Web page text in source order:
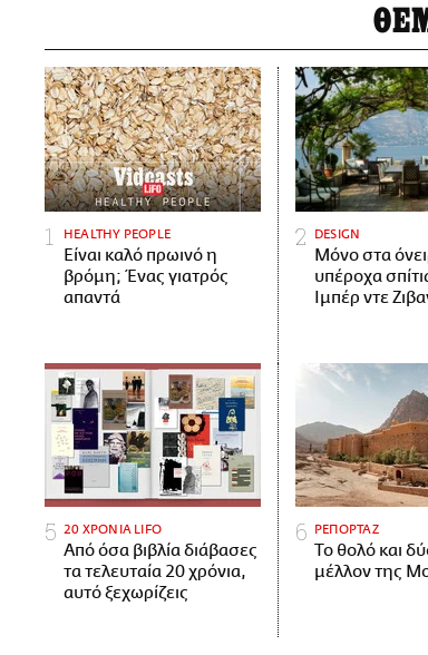
HEALTHY PEOPLE
Είναι καλό πρωινό η
βρόμη; Ένας γιατρός
απαντά
DESIGN
Μόνο στα
υπέροχα
Ιμπέρ ντε
20 ΧΡΟΝΙΑ LIFO
Από όσα βιβλία διάβασες
τα τελευταία 20 χρόνια,
αυτό ξεχωρίζεις
ΡΕΠΟΡΤΑΖ
Το θολό και
μέλλον της